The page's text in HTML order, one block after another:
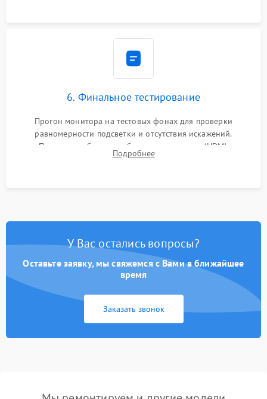
6. Финальное тестирование
Прогон монитора на тестовых фонах для проверки
равномерности подсветки и отсутствия искажений.
Проверка работоспособности всех портов (HDMI,
DisplayPort, VGA) и кнопок управления под нагрузкой в
Подробнее
У Вас остались вопросы?
Оставьте заявку, мы свяжемся с Вами в ближайшее
время
Заказать звонок